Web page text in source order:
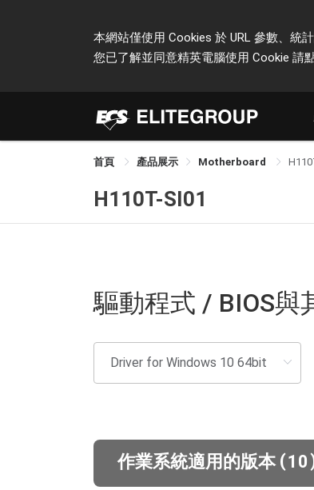
本網站僅使用 Cookies 於 URL 參數、統
您已了解並同意精英電腦使用 Cookie 請
首頁 產品展示 Motherboard
H110T-SI01
驅動程式 / BIOS與
作業系統適用的版本 (10